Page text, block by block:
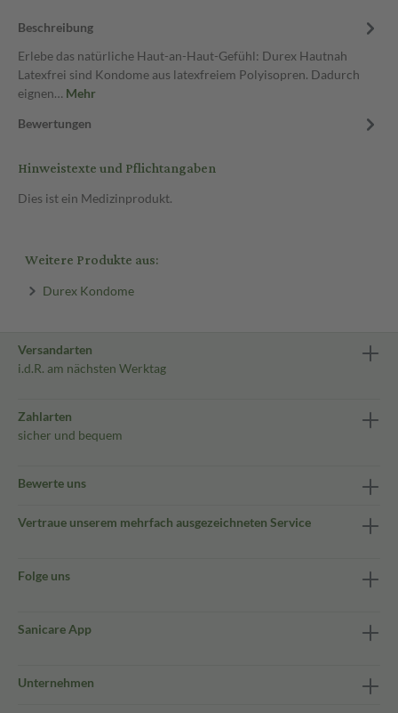
Beschreibung
Erlebe das natürliche Haut-an-Haut-Gefühl: Durex Hautnah
Latexfrei sind Kondome aus latexfreiem Polyisopren. Dadurch
eignen… Mehr
Bewertungen
Hinweistexte und Pflichtangaben
Dies ist ein Medizinprodukt.
Weitere Produkte aus:
Durex Kondome
Versandarten
i.d.R. am nächsten Werktag
Zahlarten
sicher und bequem
Bewerte uns
Vertraue unserem mehrfach ausgezeichneten Service
Folge uns
Sanicare App
Unternehmen